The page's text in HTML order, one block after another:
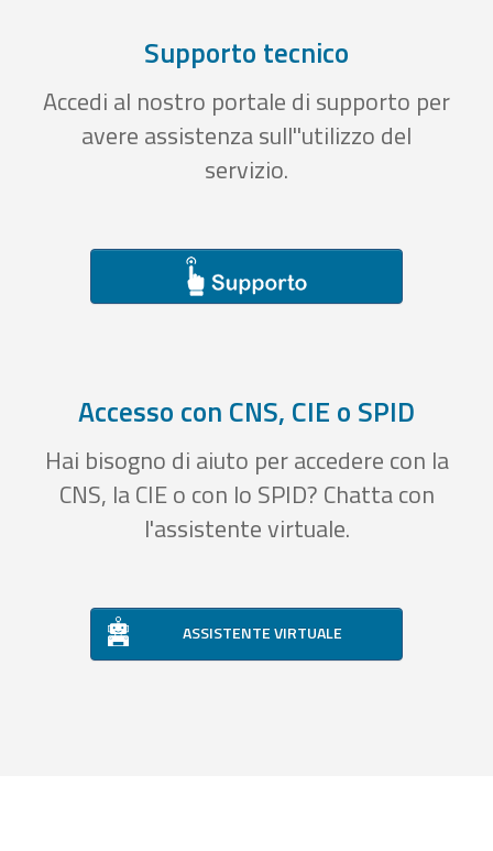
Supporto tecnico
Accedi al nostro portale di supporto per
avere assistenza sull''utilizzo del
servizio.
Accesso con CNS, CIE o SPID
Hai bisogno di aiuto per accedere con la
CNS, la CIE o con lo SPID? Chatta con
l'assistente virtuale.
ASSISTENTE VIRTUALE